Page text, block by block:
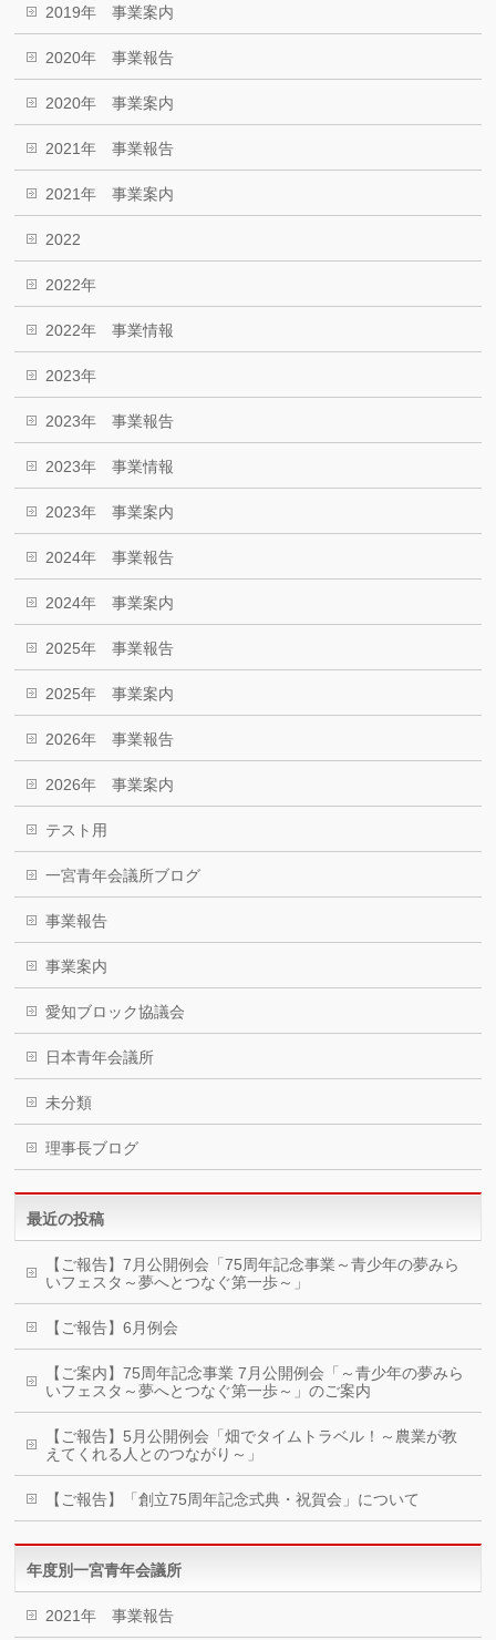
2019年 事業案内
2020年 事業報告
2020年 事業案内
2021年 事業報告
2021年 事業案内
2022
2022年
2022年 事業情報
2023年
2023年 事業報告
2023年 事業情報
2023年 事業案内
2024年 事業報告
2024年 事業案内
2025年 事業報告
2025年 事業案内
2026年 事業報告
2026年 事業案内
テスト用
一宮青年会議所ブログ
事業報告
事業案内
愛知ブロック協議会
日本青年会議所
未分類
理事長ブログ
最近の投稿
【ご報告】7月公開例会「75周年記念事業～青少年の夢みら
いフェスタ～夢へとつなぐ第一歩～」
【ご報告】6月例会
【ご案内】75周年記念事業 7月公開例会「～青少年の夢みら
いフェスタ～夢へとつなぐ第一歩～」のご案内
【ご報告】5月公開例会「畑でタイムトラベル！～農業が教
えてくれる人とのつながり～」
【ご報告】「創立75周年記念式典・祝賀会」について
年度別一宮青年会議所
2021年 事業報告